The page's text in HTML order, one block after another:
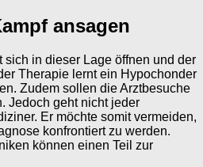
ansagen
sich in dieser Lage öffnen und der
Therapie lernt ein Hypochonder
Zudem sollen die Arztbesuche
Jedoch geht nicht jeder
Er möchte somit vermeiden,
konfrontiert zu werden.
können einen Teil zur